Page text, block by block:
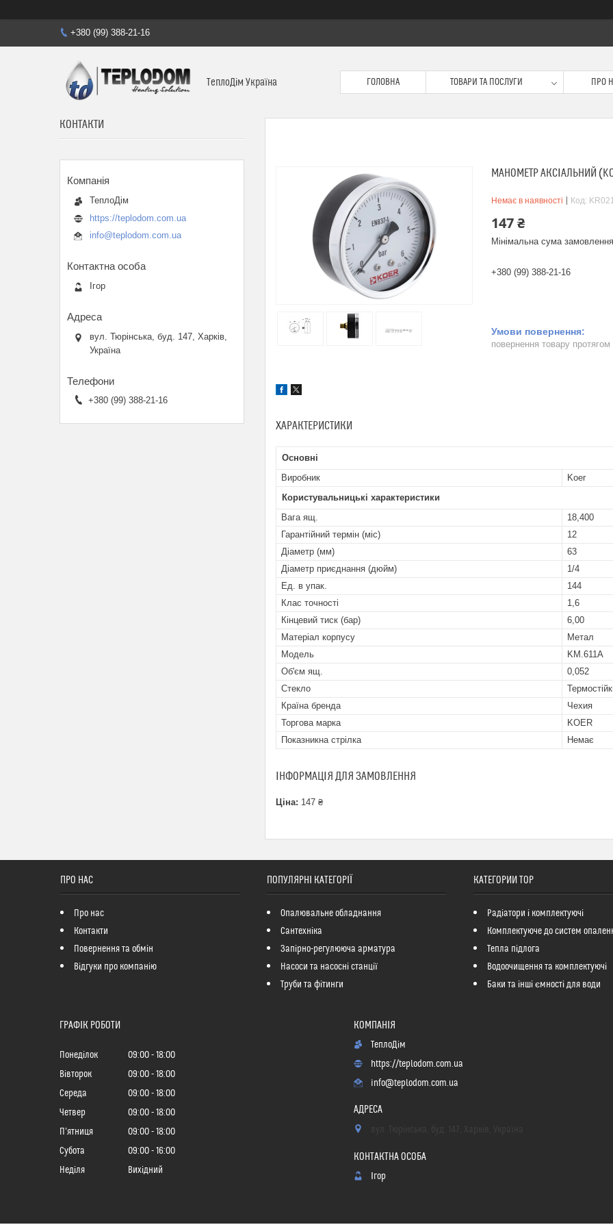
+380 (99) 388-21-16
ТеплоДім Україна ГОЛОВНА ТОВАРИ ТА ПОСЛУГИ ПРО
МАНОМЕТР АКСІАЛЬНИЙ
Немає в наявності Код:
147 ₴
Мінімальна сума
+380 (99) 388-21-16
повернення товару
ХАРАКТЕРИСТИКИ
Основні
Виробник
Koer
Користувальницькі характеристики
Вага ящ.
18,400
Гарантійний термін (міс)
12
Діаметр (мм)
63
Діаметр приєднання (дюйм)
1/4
Ед. в упак.
144
Клас точності
1,6
Кінцевий тиск (бар)
6,00
Матеріал корпусу
Метал
Мoдель
KM.611A
Об'єм ящ.
0,052
Стекло
Країна бренда
Чехия
Торгова марка
KOER
Показникна стрілка
Немає
ІНФОРМАЦІЯ ДЛЯ ЗАМОВЛЕННЯ
Ціна: 147 ₴
КОНТАКТИ
ТеплоДім
https://teplodom.com.ua
info@teplodom.com.ua
Ігор
вул. Тюрінська, буд. 147, Харків,
Україна
+380 (99) 388-21-16
ПРО НАС
Про нас
Контакти
Повернення та обмін
Відгуки про компанію
ПОПУЛЯРНІ КАТЕГОРІЇ
Опалювальне обладнання
Сантехніка
Запірно-регулююча арматура
Насоси та насосні станції
Труби та фітинги
КАТЕГОРИИ ТОР
Радіатори і комплектуючі
Комплектуюче до систем
Тепла підлога
Водоочищення та комплектуючі
Баки та інші ємності для води
ГРАФІК РОБОТИ
Понеділок 09:00
18:00
Вівторок
09:00
18:00
Середа
09:00
18:00
Четвер
09:00
18:00
Пʼятниця
09:00
18:00
Субота
09:00
16:00
Неділя
Вихідний
ТеплоДім
https://teplodom.com.ua
info@teplodom.com.ua
Ігор